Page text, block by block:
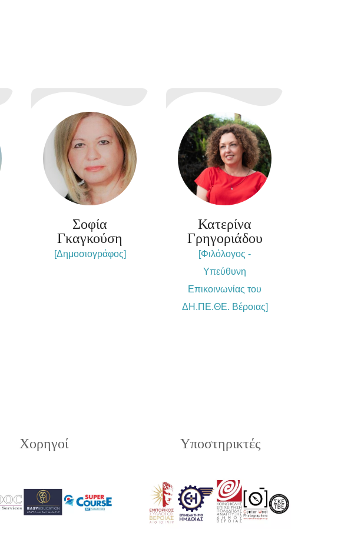
Σοφία
Γκαγκούση
[Δημοσιογράφος]
Κατερίνα
Γρηγοριάδου
[Φιλόλογος -
Υπεύθυνη
Επικοινωνίας του
ΔΗ.ΠΕ.ΘΕ. Βέροιας]
Χορηγοί Υποστηρικτές